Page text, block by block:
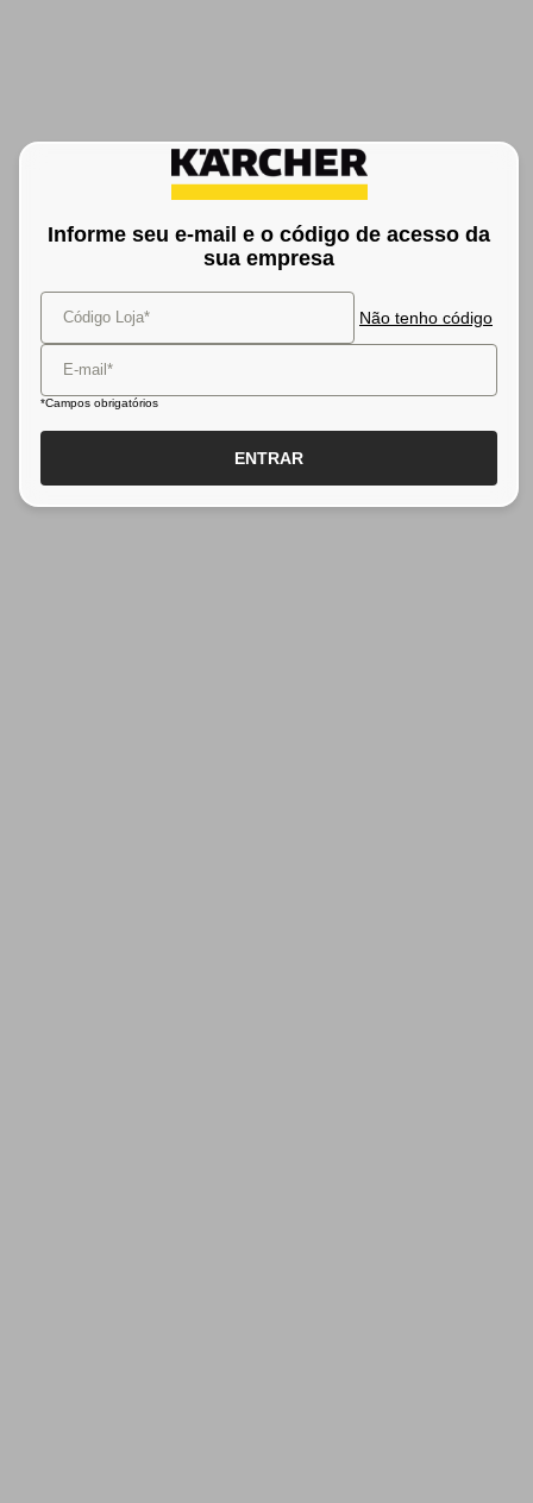
Informe seu e-mail e o código de acesso da
sua empresa
Código Loja* Não tenho código
E-mail*
*Campos obrigatórios
ENTRAR